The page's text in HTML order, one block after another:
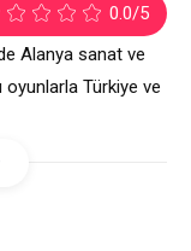
0.0/5
Alanya sanat ve
Türkiye ve